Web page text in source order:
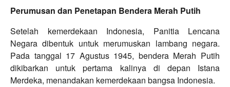
Perumusan dan Penetapan Bendera Merah Putih
Setelah kemerdekaan Indonesia, Panitia Lencana
Negara dibentuk untuk merumuskan lambang negara.
Pada tanggal 17 Agustus 1945, bendera Merah Putih
dikibarkan untuk pertama kalinya di depan Istana
Merdeka, menandakan kemerdekaan bangsa Indonesia.